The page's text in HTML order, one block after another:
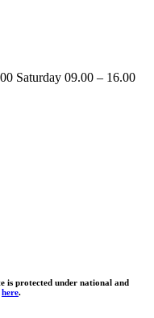
Saturday 09.00 – 16.00
is protected under national and
here.